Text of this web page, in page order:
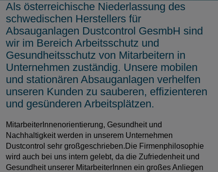
Als österreichische Niederlassung des
schwedischen Herstellers für
Absauganlagen Dustcontrol GesmbH sind
wir im Bereich Arbeitsschutz und
Gesundheitsschutz von Mitarbeitern in
Unternehmen zuständig. Unsere mobilen
und stationären Absauganlagen verhelfen
unseren Kunden zu sauberen, effizienteren
und gesünderen Arbeitsplätzen.
MitarbeiterInnenorientierung, Gesundheit und
Nachhaltigkeit werden in unserem Unternehmen
Dustcontrol sehr großgeschrieben.Die Firmenphilosophie
wird auch bei uns intern gelebt, da die Zufriedenheit und
Gesundheit unserer MitarbeiterInnen ein großes Anliegen